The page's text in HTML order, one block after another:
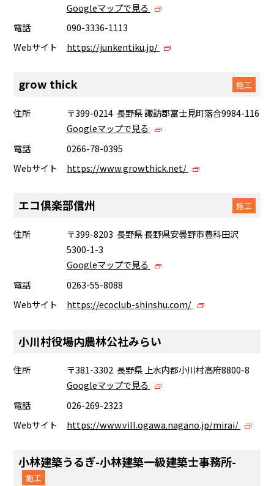
Googleマップで見る
電話
090-3336-1113
Webサイト
https://junkentiku.jp/
grow thick 施工
住所
〒399-0214 長野県 諏訪郡富士見町落合9984-116
Googleマップで見る
電話
0266-78-0395
Webサイト
https://www.growthick.net/
エコ倶楽部信州 施工
住所
〒399-8203 長野県 長野県安曇野市豊科田沢
5300-1-3
Googleマップで見る
電話
0263-55-8088
Webサイト
https://ecoclub-shinshu.com/
小川村役場内農林公社みらい
住所
〒381-3302 長野県 上水内郡小川村高府8800-8
Googleマップで見る
電話
026-269-2323
Webサイト
https://www.vill.ogawa.nagano.jp/mirai/
小林建築うるぎ-小林建築一級建築士事務所-
施工